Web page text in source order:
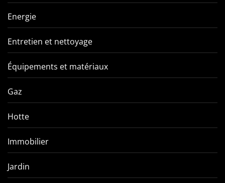
Energie
Entretien et nettoyage
Équipements et matériaux
Gaz
Hotte
Immobilier
Jardin